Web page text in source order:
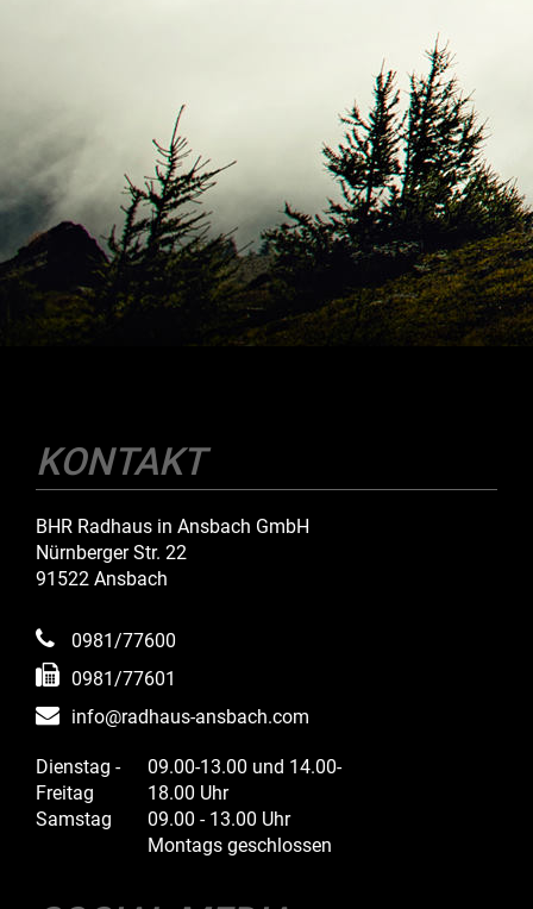
KONTAKT
BHR Radhaus in Ansbach GmbH
Nürnberger Str. 22
91522 Ansbach
0981/77600
0981/77601
info@radhaus-ansbach.com
Dienstag -
Freitag
09.00-13.00 und 14.00-
18.00 Uhr
Samstag
09.00 - 13.00 Uhr
Montags geschlossen